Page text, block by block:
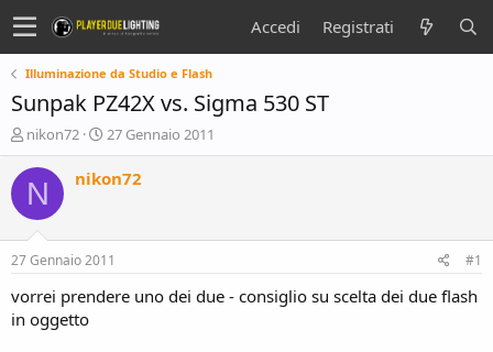
Accedi Registrati
Illuminazione da Studio e Flash
Sunpak PZ42X vs. Sigma 530 ST
C
r
e
a
t
r
e
D
s
nikon72
D
a
t
n
i
27 Gennaio 2011
N nikon72
27 Gennaio 2011 #1
vorrei prendere uno dei due - consiglio su scelta dei due flash
in oggetto